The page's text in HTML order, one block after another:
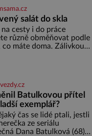
i odpočinek a
na každou etapu života
potřeby dítěte. Pro
je klíčová
měkkost a
proto by pokoj
salát do skla
na cesty i do práce
různě obměňovat podle
co máte doma. Zálivkou
salátu (římský salát,
✿ 1 malá konzerva
✿ ½ okurky ✿ 2
Zálivka: ✿ 4 lžíce
oleje ✿ 1 lžíci
šťávy ✿ ½ stroužku
Batulkovou přítel
exemplář?
čas se lidé ptali, jestli
ze seriálu
Dana Batulková (68) a